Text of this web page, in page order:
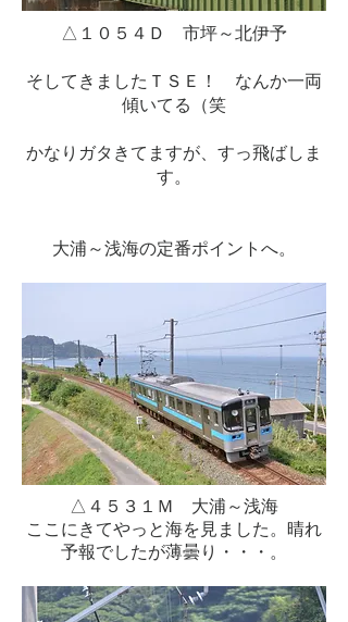
△１０５４Ｄ 市坪～北伊予
そしてきましたＴＳＥ！ なんか一両
傾いてる（笑
かなりガタきてますが、すっ飛ばしま
す。
大浦～浅海の定番ポイントへ。
△４５３１Ｍ 大浦～浅海
ここにきてやっと海を見ました。晴れ
予報でしたが薄曇り・・・。